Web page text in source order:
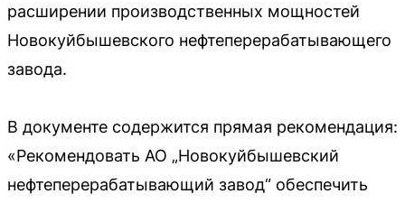
расширении производственных мощностей
Новокуйбышевского нефтеперерабатывающего
завода.
В документе содержится прямая рекомендация:
«Рекомендовать АО „Новокуйбышевский
нефтеперерабатывающий завод“ обеспечить